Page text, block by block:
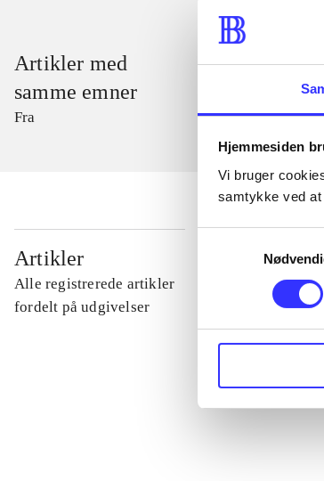
Hjemmesiden
Vi bruger
samtykke ved at
Artikler med
samme emner
Fra
Artikler
Alle registrerede artikler
fordelt på udgivelser
...